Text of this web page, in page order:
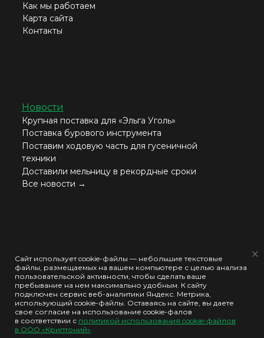
Новости
Крупная поставка для «Эльга Уголь»
Поставка бурового инструмента
Поставим ходовую часть для гусеничной
техники
Доставили мельницу в рекордные сроки
Все новости →
Как мы работаем
Карта сайта
Контакты
ООО "КРИПТОНИЙ" © 2026
Политика использования cookie-файлов
Политика конфиденциальности
Сайт использует cookie-файлы — небольшие текстовые
файлы, размещаемых на вашем компьютере с целью анализа
пользовательской активности, чтобы сделать ваше
пребывание на нем максимально удобным. К cайту
подключен сервис веб-аналитики Яндекс. Метрика,
использующий cookie-файлы. Оставаясь на сайте, вы даете
свое согласие на использование cookie-фалов
в соответствии с политикой использования cookie-файлов
в ООО «Криптоний»